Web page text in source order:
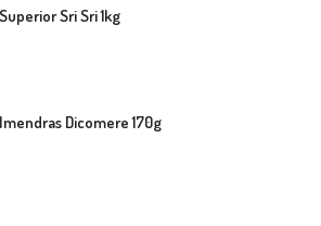
Sri Sri 1kg
Dicomere 170g